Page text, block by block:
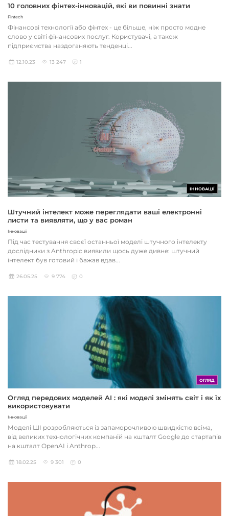
10 головних фінтех-інновацій, які ви повинні знати
Fintech
Фінансові технології або фінтех - це більше, ніж просто модне
слово у світі фінансових послуг. Користувачі, а також
підприємства наздоганяють тенденці...
12.10.23 13 247 1
ІННОВАЦІЇ
Штучний інтелект може переглядати ваші електронні
листи та виявляти, що у вас роман
Інновації
Під час тестування своєї останньої моделі штучного інтелекту
дослідники з Anthropic виявили щось дуже дивне: штучний
інтелект був готовий і бажав вдав...
26.05.25 9 774 0
ОГЛЯД
Огляд передових моделей AI : які моделі змінять світ і як їх
використовувати
Інновації
Моделі ШІ розробляються із запаморочливою швидкістю всіма,
від великих технологічних компаній на кшталт Google до стартапів
на кшталт OpenAI і Anthrop...
18.02.25 9 301 0